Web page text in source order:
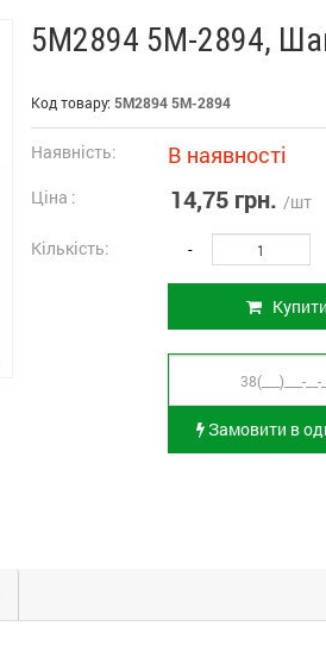
5M2894 5M-2894,
Код товару: 5M2894 5M-2894
Наявність: В наявності
Ціна : 14,75 грн. /шт
Кількість: -
Купити
Замовити в